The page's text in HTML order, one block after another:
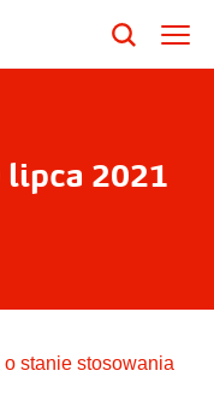
lipca 2021
stanie stosowania